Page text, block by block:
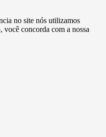
no site nós utilizamos
concorda com a nossa